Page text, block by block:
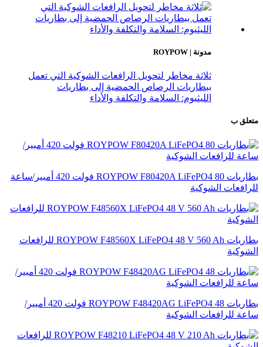
مدونة | ROYPOW
ثلاثة مخاطر لتحويل الرافعات الشوكية التي تعمل
ببطاريات الرصاص الحمضية إلى بطاريات
الليثيوم: السلامة والتكلفة والأداء
متعلق ب
بطاريات ROYPOW F80420A LiFePO4 80 فولت 420 أمبير/ساعة
للرافعات الشوكية
بطاريات ROYPOW F48560X LiFePO4 48 V 560 Ah للرافعات
الشوكية
بطاريات ROYPOW F48420AG LiFePO4 48 فولت 420 أمبير/
ساعة للرافعات الشوكية